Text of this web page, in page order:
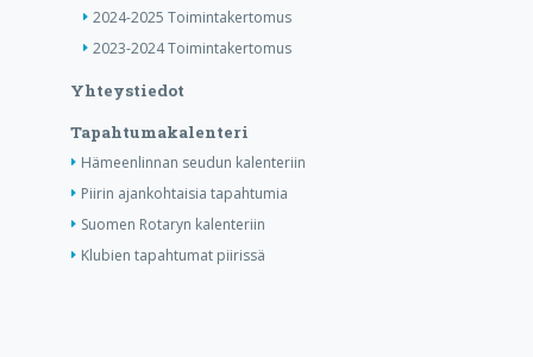
2024-2025 Toimintakertomus
2023-2024 Toimintakertomus
Yhteystiedot
Tapahtumakalenteri
Hämeenlinnan seudun kalenteriin
Piirin ajankohtaisia tapahtumia
Suomen Rotaryn kalenteriin
Klubien tapahtumat piirissä